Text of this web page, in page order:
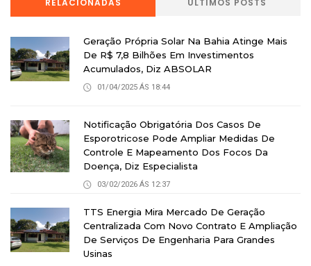
Geração Própria Solar Na Bahia Atinge Mais
De R$ 7,8 Bilhões Em Investimentos
Acumulados, Diz ABSOLAR
01/04/2025 ÁS 18:44
Notificação Obrigatória Dos Casos De
Esporotricose Pode Ampliar Medidas De
Controle E Mapeamento Dos Focos Da
Doença, Diz Especialista
03/02/2026 ÁS 12:37
TTS Energia Mira Mercado De Geração
Centralizada Com Novo Contrato E Ampliação
De Serviços De Engenharia Para Grandes
Usinas